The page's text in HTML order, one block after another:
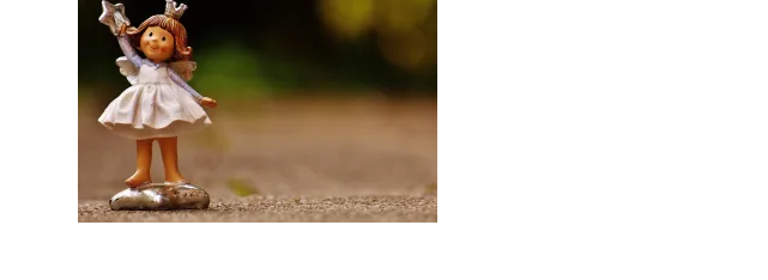
kasdienybėje: kaip
rankų darbo indai
keičia požiūrį į namų
estetiką